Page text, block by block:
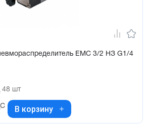
EMC 3/2 НЗ G1/4
48 шт
В корзину